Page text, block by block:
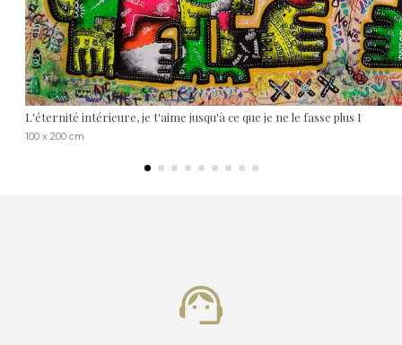
L'éternité intérieure, je t'aime jusqu'à ce que je ne le fasse plus I
100 x 200 cm